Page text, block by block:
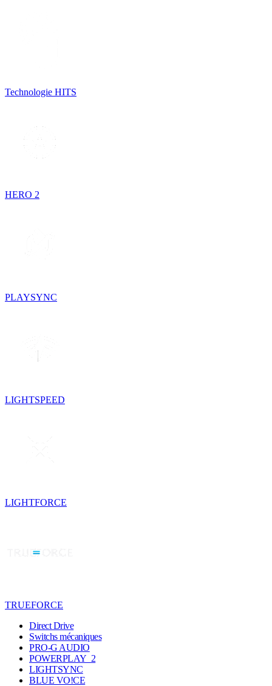
Technologie HITS
HERO 2
PLAYSYNC
LIGHTSPEED
LIGHTFORCE
TRUEFORCE
Direct Drive
Switchs mécaniques
PRO-G AUDIO
POWERPLAY 2
LIGHTSYNC
BLUE VO!CE